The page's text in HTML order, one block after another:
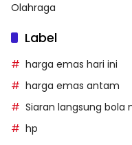
Olahraga
Label
harga emas hari ini
harga emas antam
Siaran langsung bola
hp